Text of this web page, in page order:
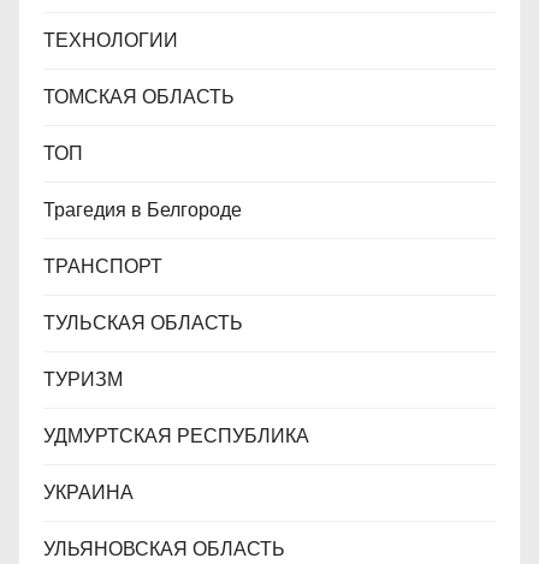
ТЕХНОЛОГИИ
ТОМСКАЯ ОБЛАСТЬ
ТОП
Трагедия в Белгороде
ТРАНСПОРТ
ТУЛЬСКАЯ ОБЛАСТЬ
ТУРИЗМ
УДМУРТСКАЯ РЕСПУБЛИКА
УКРАИНА
УЛЬЯНОВСКАЯ ОБЛАСТЬ